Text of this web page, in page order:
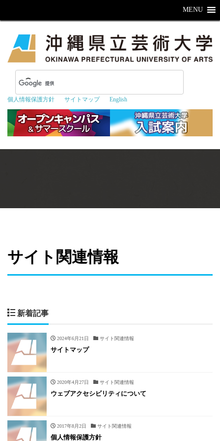
個人情報保護方針 サイトマップ English
MENU
サイト関連情報
新着記事
2024年6月21日 サイト関連情報
サイトマップ
2020年4月27日 サイト関連情報
ウェブアクセシビリティについて
2017年8月2日 サイト関連情報
個人情報保護方針